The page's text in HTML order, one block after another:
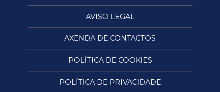
AVISO LEGAL
AXENDA DE CONTACTOS
POLÍTICA DE COOKIES
POLÍTICA DE PRIVACIDADE